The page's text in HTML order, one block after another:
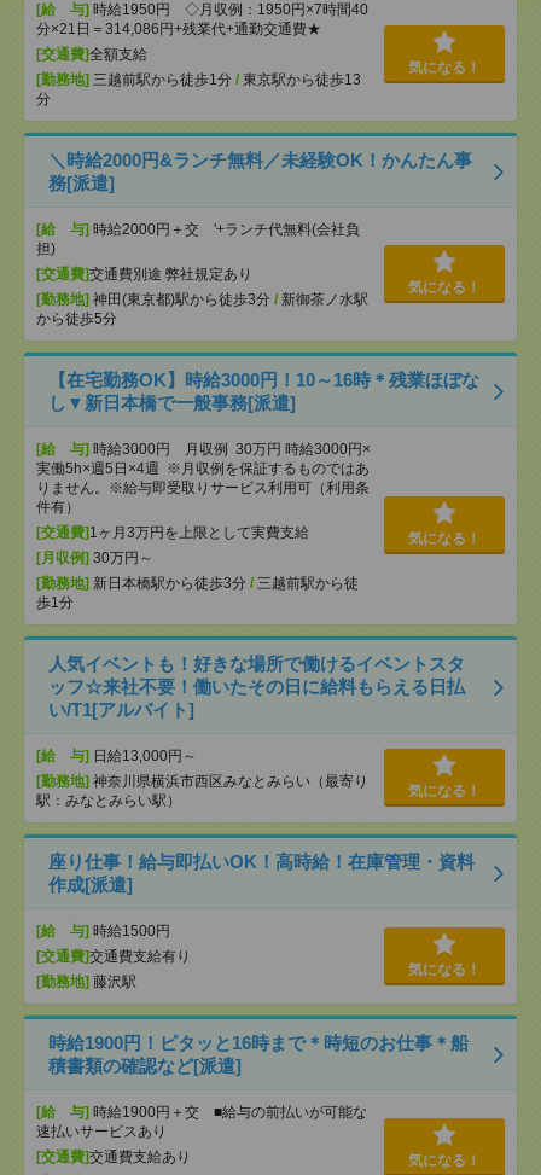
[給 与] 時給1950円 ◇月収例：1950円×7時間40
分×21日＝314,086円+残業代+通勤交通費★
[交通費]全額支給
[勤務地] 三越前駅から徒歩1分 / 東京駅から徒歩13
分
気になる！
＼時給2000円&ランチ無料／未経験OK！かんたん事
務[派遣]
[給 与] 時給2000円＋交 '+ランチ代無料(会社負
担)
[交通費]交通費別途 弊社規定あり
[勤務地] 神田(東京都)駅から徒歩3分 / 新御茶ノ水駅
から徒歩5分
気になる！
【在宅勤務OK】時給3000円！10～16時＊残業ほぼな
し▼新日本橋で一般事務[派遣]
[給 与] 時給3000円 月収例 30万円 時給3000円×
実働5h×週5日×4週 ※月収例を保証するものではあ
りません。※給与即受取りサービス利用可（利用条
件有）
[交通費] 1ヶ月3万円を上限として実費支給
[月収例] 30万円～
[勤務地] 新日本橋駅から徒歩3分 / 三越前駅から徒
歩1分
気になる！
人気イベントも！好きな場所で働けるイベントスタ
ッフ☆来社不要！働いたその日に給料もらえる日払
い/T1[アルバイト]
[給 与] 日給13,000円～
[勤務地] 神奈川県横浜市西区みなとみらい（最寄り
駅：みなとみらい駅）
気になる！
座り仕事！給与即払いOK！高時給！在庫管理・資料
作成[派遣]
[給 与] 時給1500円
[交通費]交通費支給有り
[勤務地] 藤沢駅
気になる！
時給1900円！ピタッと16時まで＊時短のお仕事＊船
積書類の確認など[派遣]
[給 与] 時給1900円＋交 ■給与の前払いが可能な
速払いサービスあり
[交通費]交通費支給あり
気になる！